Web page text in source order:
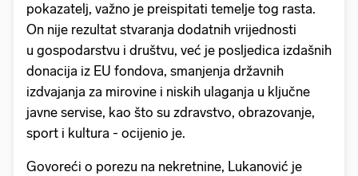
pokazatelj, važno je preispitati temelje tog rasta.
On nije rezultat stvaranja dodatnih vrijednosti
u gospodarstvu i društvu, već je posljedica izdašnih
donacija iz EU fondova, smanjenja državnih
izdvajanja za mirovine i niskih ulaganja u ključne
javne servise, kao što su zdravstvo, obrazovanje,
sport i kultura - ocijenio je.
Govoreći o porezu na nekretnine, Lukanović je